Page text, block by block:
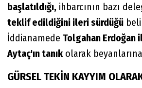
başlatıldığı, ihbarcının bazı
teklif edildiğini ileri sürdüğü
İddianamede Tolgahan Erdoğan
Aytaç'ın tanık olarak
GÜRSEL TEKİN KAYYIM